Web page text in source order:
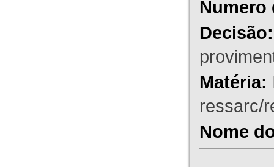
Numero
Decisão:
Matéria:
ressarc/
Nome